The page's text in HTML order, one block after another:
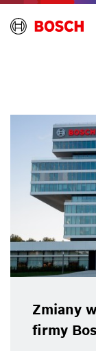
Zmiany
firmy